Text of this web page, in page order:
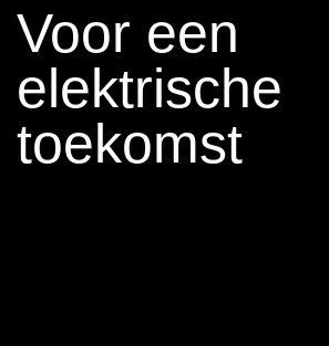
Voor een
elektrische
toekomst